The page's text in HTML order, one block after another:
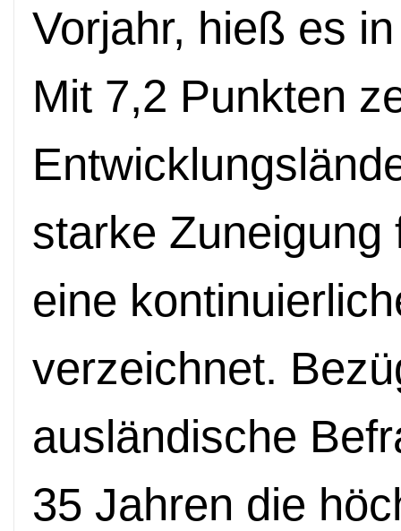
Vorjahr, hieß es
Mit 7,2 Punkten
starke Zuneigung
eine
verzeichnet.
ausländische
35 Jahren die